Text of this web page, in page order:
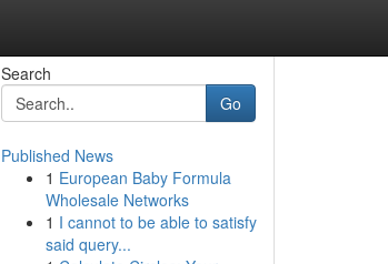
Search
Go
Published News
1 European Baby Formula
Wholesale Networks
1 I cannot to be able to satisfy
said query...